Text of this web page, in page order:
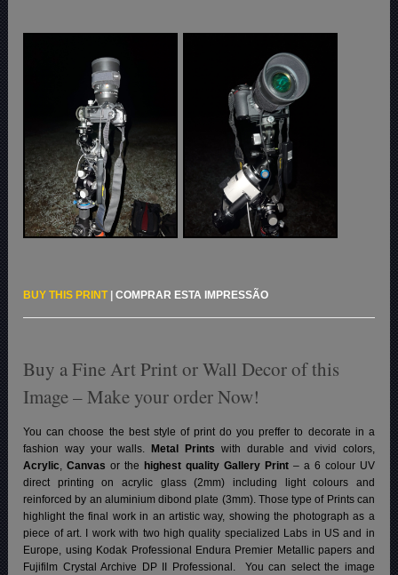
BUY THIS PRINT|COMPRAR ESTA IMPRESSÃO
Buy a Fine Art Print or Wall Decor of this
Image – Make your order Now!
You can choose the best style of print do you preffer to decorate in a
fashion way your walls.Metal Prints with durable and vivid colors,
Acrylic ,Canvas or the highest quality Gallery Print– a 6 colour UV
direct printing on acrylic glass (2mm) including light colours and
reinforced by an aluminium dibond plate (3mm). Those type of Prints can
highlight the final work in an artistic way, showing the photograph as a
piece of art. I work with two high quality specialized Labs in US and in
Europe, using Kodak Professional Endura Premier Metallic papers and
Fujifilm Crystal Archive DP II Professional. You can select the image